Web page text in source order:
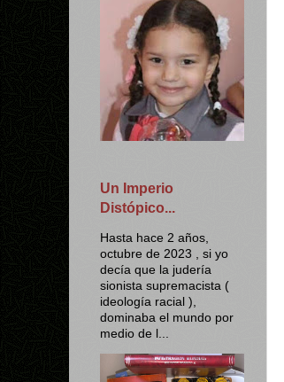
Un Imperio
Distópico...
Hasta hace 2 años,
octubre de 2023 , si yo
decía que la judería
sionista supremacista (
ideología racial ),
dominaba el mundo por
medio de l...